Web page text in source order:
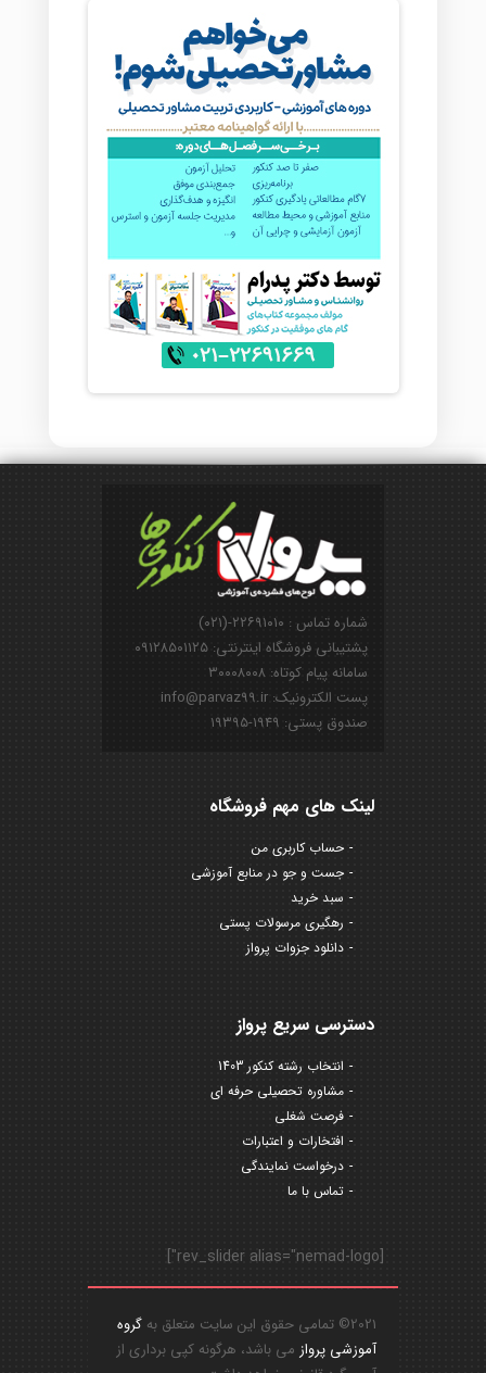
شماره تماس : ۲۲۶۹۱۰۱۰-(۰۲۱)
پشتیبانی فروشگاه اینترنتی: ۰۹۱۲۸۵۰۱۱۲۵
سامانه پیام کوتاه: ۳۰۰۰۸۰۰۸
پست الکترونیک: info@parvaz99.ir
صندوق پستی: ۱۹۴۹-۱۹۳۹۵
لینک های مهم فروشگاه
حساب کاربری من
جست و جو در منابع آموزشی
سبد خرید
رهگیری مرسولات پستی
دانلود جزوات پرواز
دسترسی سریع پرواز
انتخاب رشته کنکور 1403
مشاوره تحصیلی حرفه ای
فرصت شغلی
افتخارات و اعتبارات
درخواست نمایندگی
تماس با ما
[rev_slider alias="nemad-logo"]
2021© تمامی حقوق این سایت متعلق به
گروه
آموزشی پرواز می باشد، هرگونه کپی برداری از